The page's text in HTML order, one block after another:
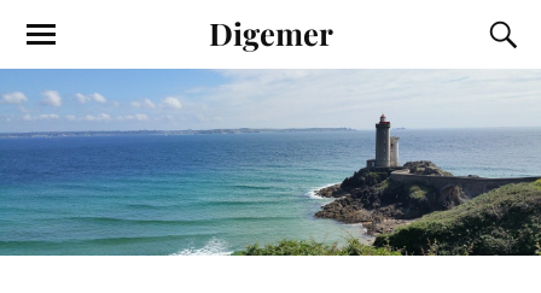
Digemer